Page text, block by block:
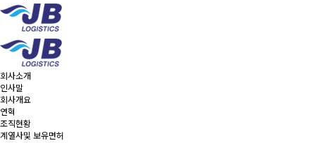
회사소개
인사말
회사개요
연혁
조직현황
계열사및 보유면허